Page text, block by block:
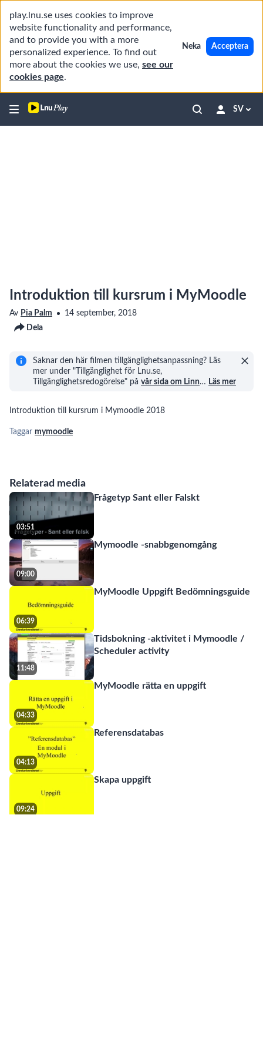
play.lnu.se uses cookies to improve
website functionality and performance,
and to provide you with a more
personalized experience. To find out
more about the cookies we use, see our
cookies page.
Neka Acceptera
SV
Relaterad media
03:51
Frågetyp Sant eller Falskt
09:00
Mymoodle -snabbgenomgång
06:39
MyMoodle Uppgift Bedömningsguide
11:48
Tidsbokning -aktivitet i Mymoodle /
Scheduler activity
04:33
MyMoodle rätta en uppgift
04:13
Referensdatabas
09:24
Skapa uppgift
Introduktion till kursrum i MyMoodle
Av Pia Palm
14 september, 2018
Dela
Saknar den här filmen tillgänglighetsanpassning? Läs
mer under "Tillgänglighet för Lnu.se,
Tillgänglighetsredogörelse" på vår sida om Linn… Läs mer
Introduktion till kursrum i Mymoodle 2018
Taggar mymoodle